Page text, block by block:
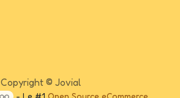
Copyright © Jovial